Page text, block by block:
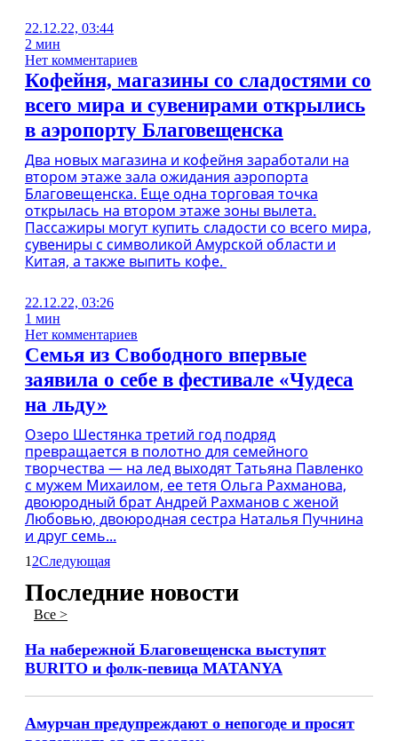
22.12.22, 03:44
2 мин
Нет комментариев
Кофейня, магазины со сладостями со
всего мира и сувенирами открылись
в аэропорту Благовещенска
Два новых магазина и кофейня заработали на
втором этаже зала ожидания аэропорта
Благовещенска. Еще одна торговая точка
открылась на втором этаже зоны вылета.
Пассажиры могут купить сладости со всего мира,
сувениры с символикой Амурской области и
Китая, а также выпить кофе.
22.12.22, 03:26
1 мин
Нет комментариев
Семья из Свободного впервые
заявила о себе в фестивале «Чудеса
на льду»
Озеро Шестянка третий год подряд
превращается в полотно для семейного
творчества — на лед выходят Татьяна Павленко
с мужем Михаилом, ее тетя Ольга Рахманова,
двоюродный брат Андрей Рахманов с женой
Любовью, двоюродная сестра Наталья Пучнина
и друг семь...
1 2Следующая
Последние новости
Все >
На набережной Благовещенска выступят
BURITO и фолк-певица MATANYA
Амурчан предупреждают о непогоде и просят